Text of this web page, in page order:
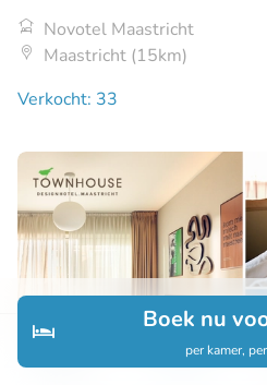
Zoeken
Boek nu
per kamer,
Novotel Maastricht
Maastricht (15km)
Verkocht: 33